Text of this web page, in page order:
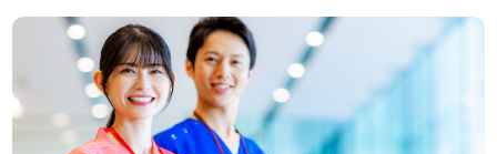
者福祉に貢献したい』『介護知識や技術力を高めたい、働
きながらキャリアアップを実現したい』『介護業界で良か
ったな！と思えるキャリアを描きたい』『転職で施設形態
や環境を変えて働きたい』等の方も大歓迎です。募集詳細
等、担当コンサルタントよりご案内します。お問い合わせ
も遠慮なくお願いします。